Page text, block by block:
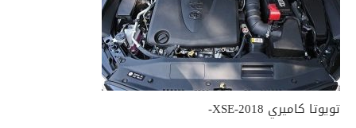
تويوتا كاميري XSE-2018-